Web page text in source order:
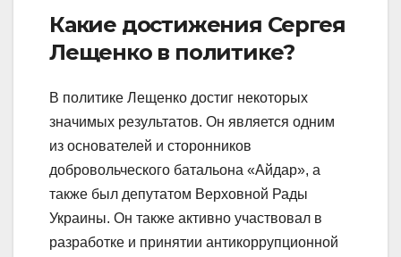
Какие достижения Сергея
Лещенко в политике?
В политике Лещенко достиг некоторых
значимых результатов. Он является одним
из основателей и сторонников
добровольческого батальона «Айдар», а
также был депутатом Верховной Рады
Украины. Он также активно участвовал в
разработке и принятии антикоррупционной